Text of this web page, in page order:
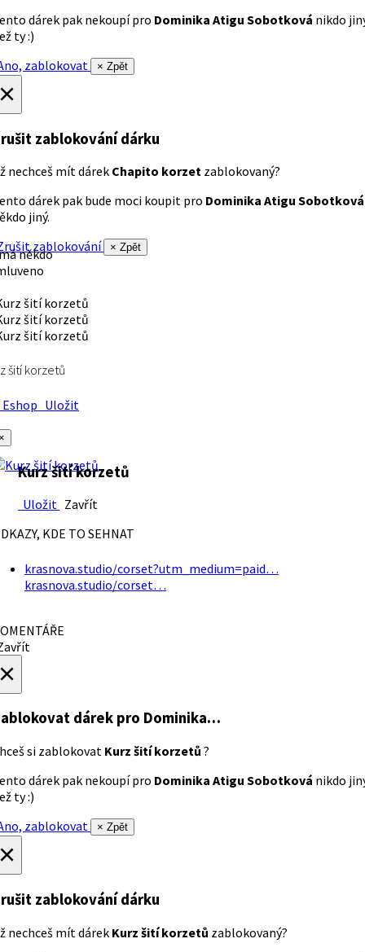
dárek pak nekoupí pro Dominika Atigu Sobotková nikdo
ty :)
zablokovat
× Zpět
zablokování dárku
nechceš mít dárek Chapito korzet zablokovaný?
dárek pak bude moci koupit pro Dominika Atigu Sobotková
jiný.
zablokování
× Zpět
někdo
šití korzetů
Uložit
Kurz šití korzetů
Uložit Zavřít
KDE TO SEHNAT
krasnova.studio/corset?utm_medium=paid…
krasnova.studio/corset…
dárek pro Dominika…
si zablokovat Kurz šití korzetů ?
dárek pak nekoupí pro Dominika Atigu Sobotková nikdo
ty :)
zablokovat
× Zpět
zablokování dárku
nechceš mít dárek Kurz šití korzetů zablokovaný?